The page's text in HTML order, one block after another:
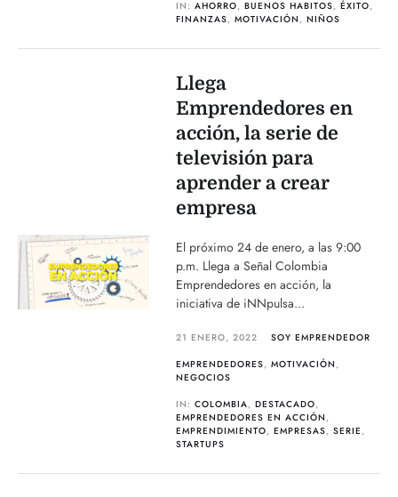
IN:AHORRO,BUENOS HABITOS,ÉXITO,
FINANZAS,MOTIVACIÓN ,NIÑOS
Llega
Emprendedores en
acción, la serie de
televisión para
aprender a crear
empresa
El próximo 24 de enero, a las 9:00
p.m. Llega a Señal Colombia
Emprendedores en acción, la
iniciativa de iNNpulsa...
21 ENERO, 2022
SOY EMPRENDEDOR
EMPRENDEDORES,MOTIVACIÓN ,
NEGOCIOS
IN:COLOMBIA,DESTACADO,
EMPRENDEDORES EN ACCIÓN ,
EMPRENDIMIENTO,EMPRESAS,SERIE ,
STARTUPS